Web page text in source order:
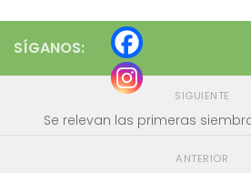
SÍGANOS:
SIGUIENTE
Se relevan las primeras
ANTERIOR